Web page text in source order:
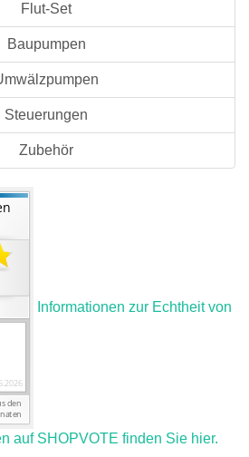
Flut-Set
Baupumpen
Steuerungen
Zubehör
Informationen zur Echtheit von
auf SHOPVOTE finden Sie hier.